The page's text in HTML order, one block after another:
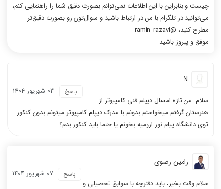
چیست و بنابراین با این اطلاعات نمی‌توانم بصورت دقیق شما را راهنمایی کنم،
می‌توانید در تلگرام با من در ارتباط باشید و سوال‌تون رو بصورت دقیق‌تر
مطرح کنید، @ramin_razavi
موفق و پیروز باشید
N
03 شهریور 1404 پاسخ
سلام. من تازه امسال دیپلم فنی کامپیوتر از
هنرستان گرفتم میخواستم بدونم با مدرک دیپلم کامپیوتر میتونم بدون کنکور
توی دانشگاه پیام نور ارومیه بخونم یا حتما باید کنکور بدم؟
رامین رضوی
07 شهریور 1404 پاسخ
سلام وقت بخیر، باید دفترچه با سوابق تحصیلی و